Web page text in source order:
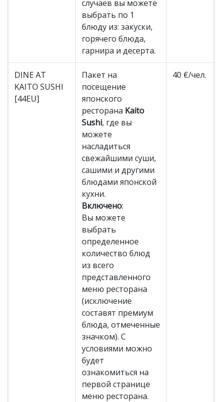
случаев вы можете
выбрать по 1
блюду из: закуски,
горячего блюда,
гарнира и десерта.
DINE AT
KAITO SUSHI
[44EU]
Пакет на
посещение
японского
ресторана Kaito
Sushi, где вы
можете
насладиться
свежайшими суши,
сашими и другими
блюдами японской
кухни.
Включено:
Вы можете
выбрать
определенное
количество блюд
из всего
представленного
меню ресторана
(исключение
составят премиум
блюда, отмеченные
значком). С
условиями можно
будет
ознакомиться на
первой странице
меню ресторана.
40 €/чел.